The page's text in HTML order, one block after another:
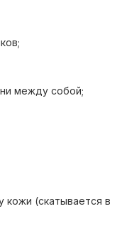
между собой;
как подводку.
(скатывается в